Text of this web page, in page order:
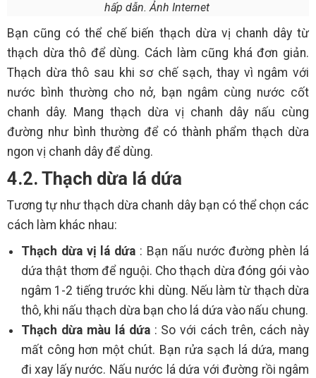
hấp dẫn. Ảnh Internet
Bạn cũng có thể chế biến thạch dừa vị chanh dây từ
thạch dừa thô để dùng. Cách làm cũng khá đơn giản.
Thạch dừa thô sau khi sơ chế sạch, thay vì ngâm với
nước bình thường cho nở, bạn ngâm cùng nước cốt
chanh dây. Mang thạch dừa vị chanh dây nấu cùng
đường như bình thường để có thành phẩm thạch dừa
ngon vị chanh dây để dùng.
4.2. Thạch dừa lá dứa
Tương tự như thạch dừa chanh dây bạn có thể chọn các
cách làm khác nhau:
Thạch dừa vị lá dứa : Bạn nấu nước đường phèn lá
dứa thật thơm để nguội. Cho thạch dừa đóng gói vào
ngâm 1-2 tiếng trước khi dùng. Nếu làm từ thạch dừa
thô, khi nấu thạch dừa bạn cho lá dứa vào nấu chung.
Thạch dừa màu lá dứa: So với cách trên, cách này
mất công hơn một chút. Bạn rửa sạch lá dứa, mang
đi xay lấy nước. Nấu nước lá dứa với đường rồi ngâm